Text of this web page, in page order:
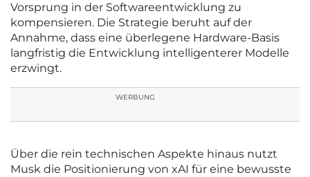
Vorsprung in der Softwareentwicklung zu
kompensieren. Die Strategie beruht auf der
Annahme, dass eine überlegene Hardware-Basis
langfristig die Entwicklung intelligenterer Modelle
erzwingt.
WERBUNG
Über die rein technischen Aspekte hinaus nutzt
Musk die Positionierung von xAI für eine bewusste